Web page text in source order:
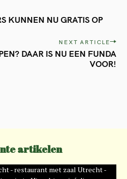
KUNNEN NU GRATIS OP
NEXT ARTICLE
DAAR IS NU EEN FUNDA
VOOR!
artikelen